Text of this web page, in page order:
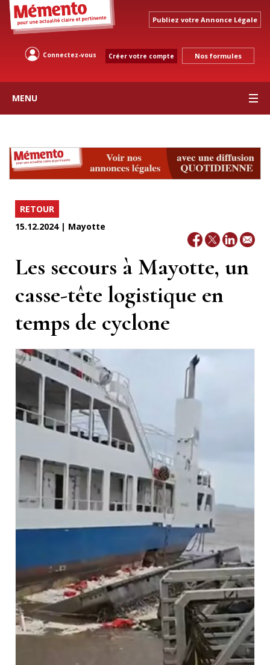
Publiez votre Annonce Légale
Connectez-vous Créer votre compte Nos formules
MENU
RETOUR
15.12.2024 | Mayotte
Les secours à Mayotte, un
casse-tête logistique en
temps de cyclone